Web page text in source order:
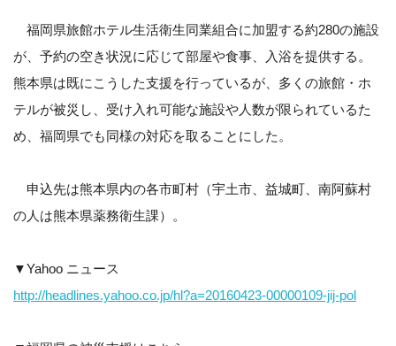
福岡県旅館ホテル生活衛生同業組合に加盟する約280の施設
が、予約の空き状況に応じて部屋や食事、入浴を提供する。
熊本県は既にこうした支援を行っているが、多くの旅館・ホ
テルが被災し、受け入れ可能な施設や人数が限られているた
め、福岡県でも同様の対応を取ることにした。
申込先は熊本県内の各市町村（宇土市、益城町、南阿蘇村
の人は熊本県薬務衛生課）。
▼Yahoo ニュース
http://headlines.yahoo.co.jp/hl?a=20160423-00000109-jij-pol